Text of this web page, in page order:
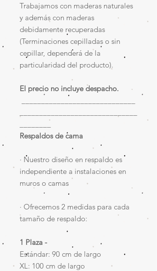
Trabajamos con maderas naturales
y además con maderas
debidamente recuperadas
(Terminaciones cepilladas o sin
cepillar, dependerá de la
particularidad del producto).
El precio no incluye despacho.
________
Respaldos de cama​
· Nuestro diseño en respaldo es
independiente a instalaciones en
muros o camas​
· Ofrecemos 2 medidas para cada
tamaño de respaldo:
1 Plaza -
Estándar: 90 cm de largo
XL: ​100 cm de largo